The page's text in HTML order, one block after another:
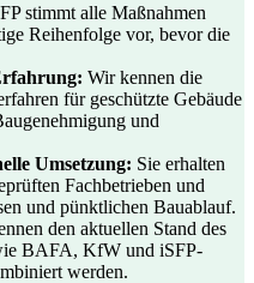
stimmt alle Maßnahmen
Reihenfolge vor, bevor die
Wir kennen die
für geschützte Gebäude
und
Umsetzung: Sie erhalten
Fachbetrieben und
und pünktlichen Bauablauf.
den aktuellen Stand des
BAFA, KfW und iSFP-
werden.